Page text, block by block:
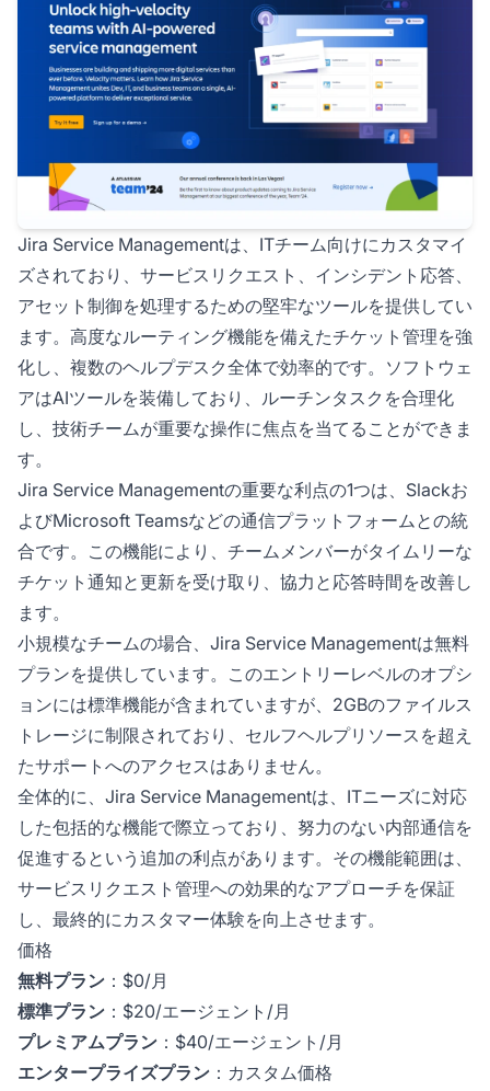
Jira Service Managementは、ITチーム向けにカスタマイ
ズされており、サービスリクエスト、インシデント応答、
アセット制御を処理するための堅牢なツールを提供してい
ます。高度なルーティング機能を備えたチケット管理を強
化し、複数のヘルプデスク全体で効率的です。ソフトウェ
アはAIツールを装備しており、ルーチンタスクを合理化
し、技術チームが重要な操作に焦点を当てることができま
す。
Jira Service Managementの重要な利点の1つは、Slackお
よびMicrosoft Teamsなどの通信プラットフォームとの統
合です。この機能により、チームメンバーがタイムリーな
チケット通知と更新を受け取り、協力と応答時間を改善し
ます。
小規模なチームの場合、Jira Service Managementは無料
プランを提供しています。このエントリーレベルのオプシ
ョンには標準機能が含まれていますが、2GBのファイルス
トレージに制限されており、セルフヘルプリソースを超え
たサポートへのアクセスはありません。
全体的に、Jira Service Managementは、ITニーズに対応
した包括的な機能で際立っており、努力のない内部通信を
促進するという追加の利点があります。その機能範囲は、
サービスリクエスト管理への効果的なアプローチを保証
し、最終的にカスタマー体験を向上させます。
価格
無料プラン ：$0/月
標準プラン ：$20/エージェント/月
プレミアムプラン ：$40/エージェント/月
エンタープライズプラン ：カスタム価格